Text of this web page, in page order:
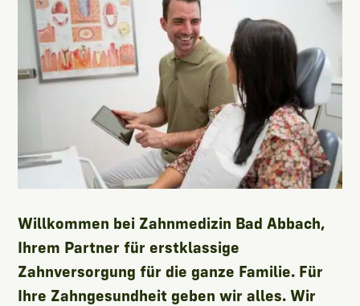
Willkommen bei Zahnmedizin Bad Abbach,
Ihrem Partner für erstklassige
Zahnversorgung für die ganze Familie. Für
Ihre Zahngesundheit geben wir alles. Wir